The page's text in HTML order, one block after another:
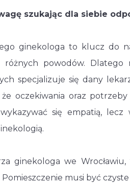
szukając dla siebie
ginekologa to klucz do
różnych powodów.
specjalizuje się dany
oczekiwania oraz
się empatią,
ginekologa we
musi być